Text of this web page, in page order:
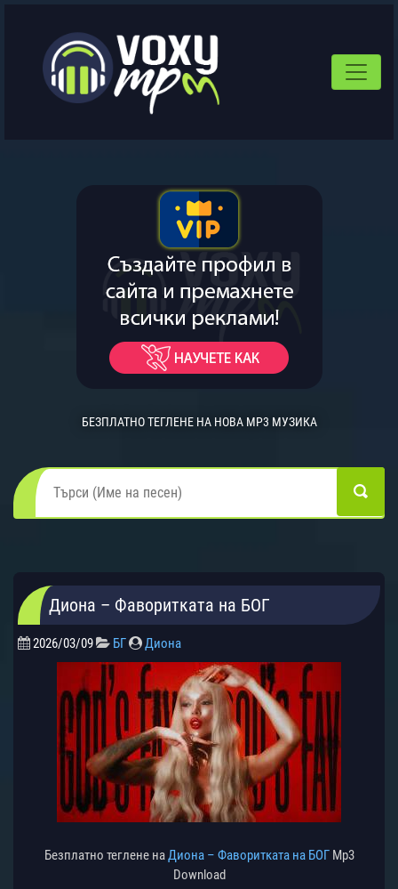
БЕЗПЛАТНО ТЕГЛЕНЕ НА НОВА MP3 МУЗИКА
Диона – Фаворитката на БОГ
2026/03/09 БГ Диона
Безплатно теглене на Диона – Фаворитката на БОГMp3
Download